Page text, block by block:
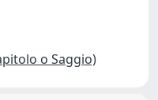
o Saggio)